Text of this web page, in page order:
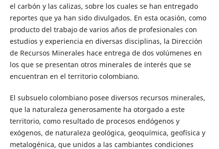
el carbón y las calizas, sobre los cuales se han entregado
reportes que ya han sido divulgados. En esta ocasión, como
producto del trabajo de varios años de profesionales con
estudios y experiencia en diversas disciplinas, la Dirección
de Recursos Minerales hace entrega de dos volúmenes en
los que se presentan otros minerales de interés que se
encuentran en el territorio colombiano.
El subsuelo colombiano posee diversos recursos minerales,
que la naturaleza generosamente ha otorgado a este
territorio, como resultado de procesos endógenos y
exógenos, de naturaleza geológica, geoquímica, geofísica y
metalogénica, que unidos a las cambiantes condiciones